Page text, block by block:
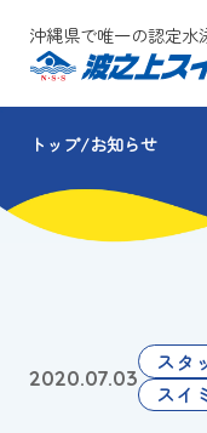
沖縄県で唯一の認定水
スクールにつ
コース・ク
団体会員募
トップ お知らせ
2020.07.03
スタ
スイ